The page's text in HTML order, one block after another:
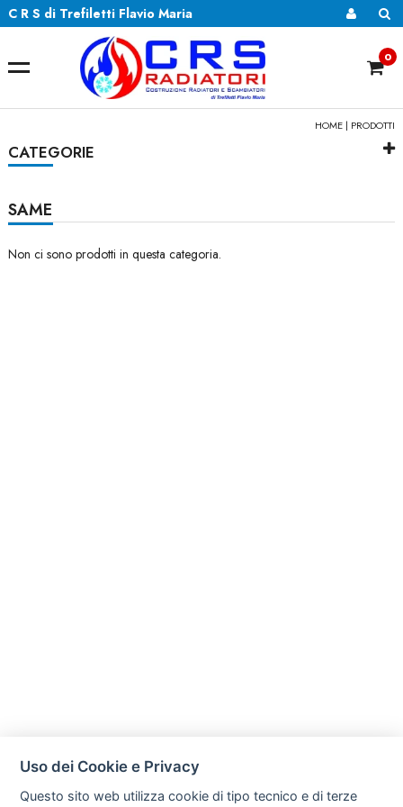
C R S di Trefiletti Flavio Maria
0
HOME | PRODOTTI
CATEGORIE
SAME
Non ci sono prodotti in questa categoria.
Uso dei Cookie e Privacy
Questo sito web utilizza cookie di tipo tecnico e di terze